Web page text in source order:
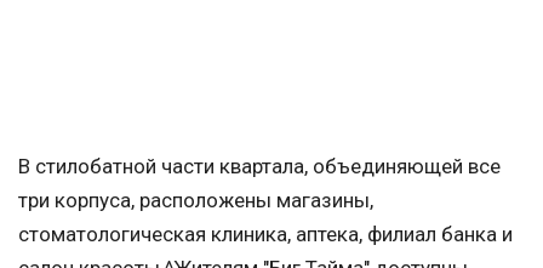
В стилобатной части квартала, объединяющей все
три корпуса, расположены магазины,
стоматологическая клиника, аптека, филиал банка и